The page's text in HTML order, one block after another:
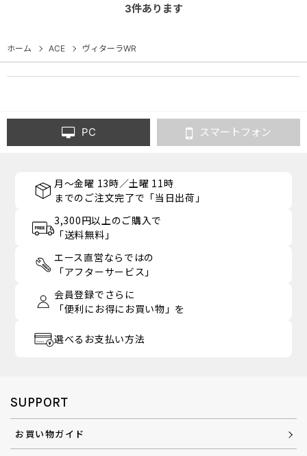
3件あります
ホーム ACE ヴィターラWR
PC スマートフォン
月～金曜 13時／土曜 11時
までのご注文完了で「当日出荷」
3,300円以上のご購入で
「送料無料」
エース直営ならではの
「アフターサービス」
会員登録でさらに
「便利にお得にお買い物」を
選べるお支払い方法
SUPPORT
お買い物ガイド